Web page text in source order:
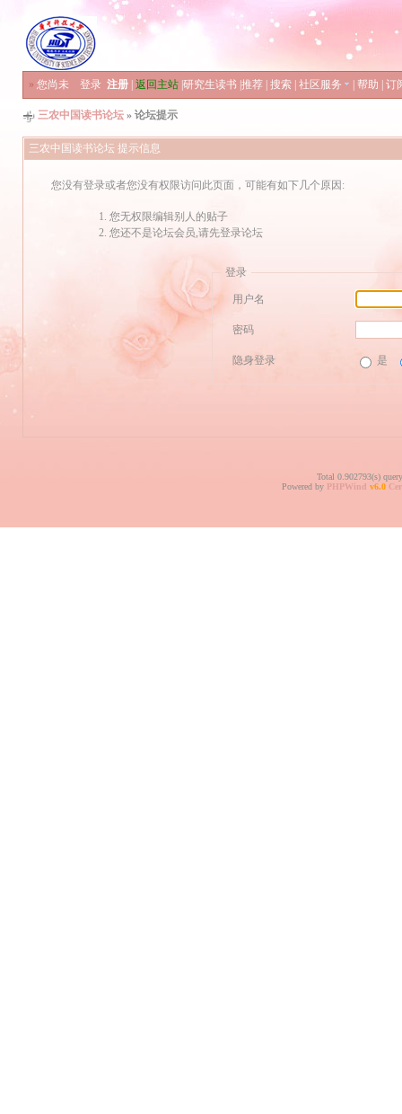
» 您尚未 登录 注册 返回主站 研究生读书 推荐 搜索 社区服务 帮助 订
三农中国读书论坛 » 论坛提示
三农中国读书论坛 提示信息
您没有登录或者您没有权限访问此页面，可能有如下几个原因:
您无权限编辑别人的贴子
您还不是论坛会员,请先登录论坛
登录
用户名
密码
隐身登录 是
Total 0.902793(s)
Powered by PHPWind v6.0